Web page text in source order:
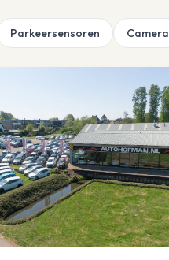
Parkeersensoren Camera